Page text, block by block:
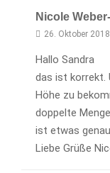
Nicole
26. Oktober
Hallo Sandra
das ist korrekt.
Höhe zu
doppelte
ist etwas
Liebe Grüße